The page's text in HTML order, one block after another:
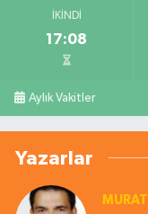
İKINDI
17:08
Aylık Vakitler
Yazarlar